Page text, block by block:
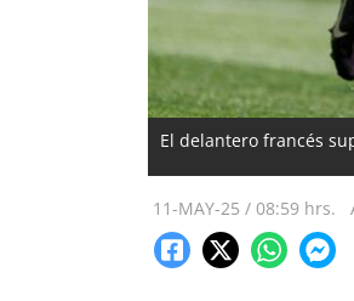
El delantero francés
11-MAY-25 / 08:59 hrs.